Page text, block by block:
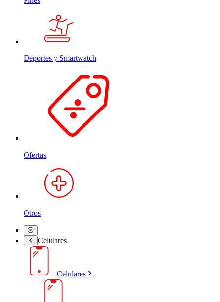
Deportes y Smartwatch
Ofertas
Otros
Celulares
Celulares